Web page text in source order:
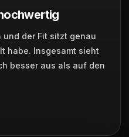
der Fit sitzt genau
habe. Insgesamt sieht
besser aus als auf den